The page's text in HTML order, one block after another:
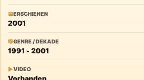
📅ERSCHIENEN
2001
🎼GENRE / DEKADE
1991 - 2001
▶VIDEO
Vorhanden